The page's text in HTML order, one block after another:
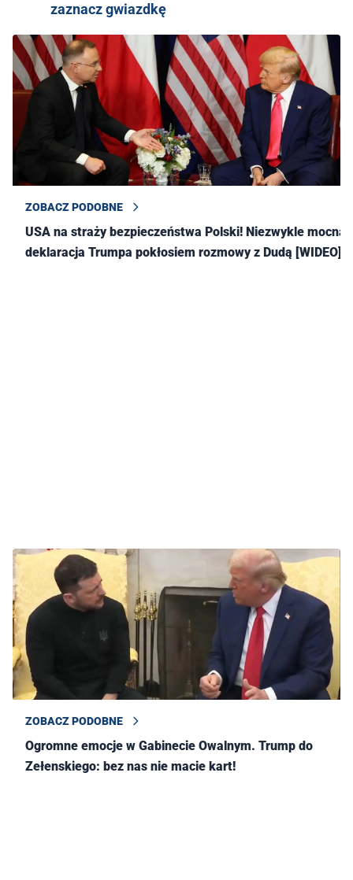
zaznacz gwiazdkę
ZOBACZ PODOBNE
USA na straży bezpieczeństwa Polski! Niezwykle mocna
deklaracja Trumpa pokłosiem rozmowy z Dudą [WIDEO]
ZOBACZ PODOBNE
Ogromne emocje w Gabinecie Owalnym. Trump do
Zełenskiego: bez nas nie macie kart!